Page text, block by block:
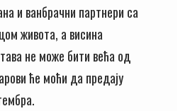
и ванбрачни партнери са
живота, а висина
не може бити већа од
ће моћи да предају